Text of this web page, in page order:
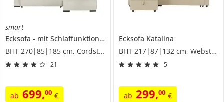
smart
Ecksofa
mit Schlaffunktion
Nelly
BHT 270|85|185 cm, Cordstoff
21
ab 699,00 €
Ecksofa Katalina
BHT 217|87|132 cm, Webstoff
5
ab 299,00 €